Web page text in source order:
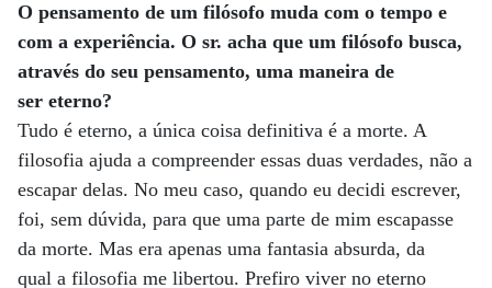
O pensamento de um filósofo muda com o tempo e
com a experiência. O sr. acha que um filósofo busca,
através do seu pensamento, uma maneira de
ser eterno?
Tudo é eterno, a única coisa definitiva é a morte. A
filosofia ajuda a compreender essas duas verdades, não a
escapar delas. No meu caso, quando eu decidi escrever,
foi, sem dúvida, para que uma parte de mim escapasse
da morte. Mas era apenas uma fantasia absurda, da
qual a filosofia me libertou. Prefiro viver no eterno